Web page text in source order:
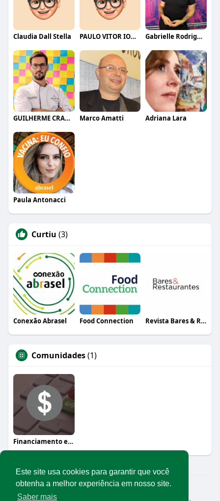
Este site usa cookies para garantir que você
obtenha a melhor experiência em nosso site.
Saber mais
Claudia Dall Stella PAULO VITOR IOMBRILLER Gabrielle Rodrigues
GUILHERME CRAMER BALLE Marco Amatti Adriana Lara
Paula Antonacci
Curtiu (3)
Conexão Abrasel Food Connection Revista Bares & Restaurantes
Comunidades(1)
Financiamento e crédito
© 2026 Rede Abrasel